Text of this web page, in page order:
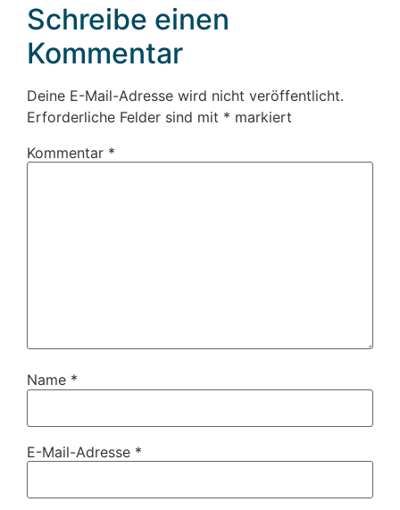
Schreibe einen
Kommentar
Deine E-Mail-Adresse wird nicht veröffentlicht.
Erforderliche Felder sind mit * markiert
Kommentar *
Name *
E-Mail-Adresse *